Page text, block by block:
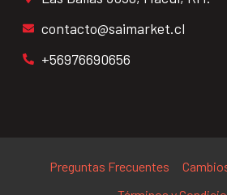
contacto@saimarket.cl
+56976690656
Preguntas Frecuentes